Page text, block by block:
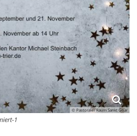
© Pastoraler Raum Sankt Goar
1